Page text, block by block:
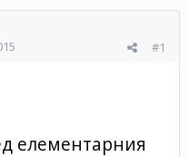
#1
елементарния